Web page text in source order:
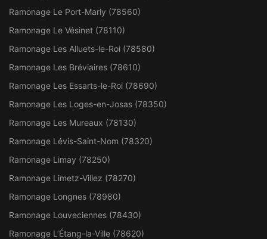
Ramonage Le Port-Marly (78560)
Ramonage Le Vésinet (78110)
Ramonage Les Alluets-le-Roi (78580)
Ramonage Les Bréviaires (78610)
Ramonage Les Essarts-le-Roi (78690)
Ramonage Les Loges-en-Josas (78350)
Ramonage Les Mureaux (78130)
Ramonage Lévis-Saint-Nom (78320)
Ramonage Limay (78250)
Ramonage Limetz-Villez (78270)
Ramonage Longnes (78980)
Ramonage Louveciennes (78430)
Ramonage L’Étang-la-Ville (78620)